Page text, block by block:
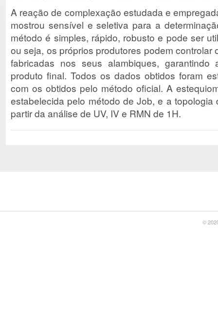
A reação de complexação estudada e
mostrou sensível e seletiva para a
método é simples, rápido, robusto e pode ser
ou seja, os próprios produtores podem controlar
fabricadas nos seus alambiques, garantindo
produto final. Todos os dados obtidos foram
com os obtidos pelo método oficial. A
estabelecida pelo método de Job, e a
partir da análise de UV, IV e RMN de 1H.
©